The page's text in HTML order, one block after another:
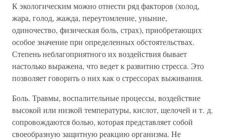
К экологическим можно отнести ряд факторов (холод,
жара, голод, жажда, переутомление, уныние,
одиночество, физическая боль, страх), приобретающих
особое значение при определенных обстоятельствах.
Степень неблагоприятного их воздействия бывает
настолько выражена, что ведет к развитию стресса. Это
позволяет говорить о них как о стрессорах выживания.
Боль. Травмы, воспалительные процессы, воздействие
высокой или низкой температуры, кислот, щелочей и т. д.
сопровождаются болью, которая представляет собой
своеобразную защитную реакцию организма. Не